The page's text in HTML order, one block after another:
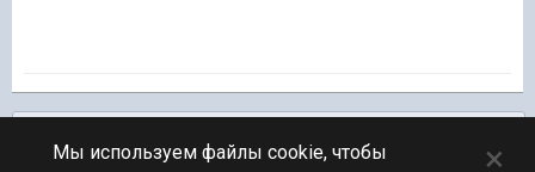
Мы используем файлы cookie, чтобы
×